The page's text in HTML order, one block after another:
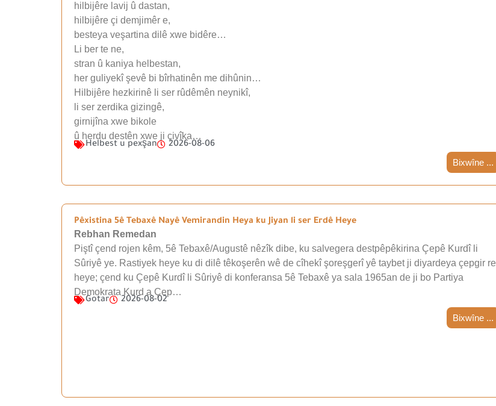
hilbijêre lavij û dastan,
hilbijêre çi demjimêr e,
besteya veşartina dilê xwe bidêre…
Li ber te ne,
stran û kaniya helbestan,
her guliyekî şevê bi bîrhatinên me dihûnin…
Hilbijêre hezkirinê li ser rûdêmên neynikî,
li ser zerdika gizingê,
girnijîna xwe bikole
û herdu destên xwe ji çivîka…
Helbest u pexşan 2026-08-06
Bixwîne ...
Pêxistina 5ê Tebaxê Nayê Vemirandin Heya ku Jiyan li ser Erdê Heye
Rebhan Remedan
Piştî çend rojen kêm, 5ê Tebaxê/Augustê nêzîk dibe, ku salvegera destpêpêkirina Çepê Kurdî li
Sûriyê ye. Rastiyek heye ku di dilê têkoşerên wê de cîhekî şoreşgerî yê taybet ji diyardeya çepgir re
heye; çend ku Çepê Kurdî li Sûriyê di konferansa 5ê Tebaxê ya sala 1965an de ji bo Partiya
Demokrata Kurd a Çep…
Gotar 2026-08-02
Bixwîne ...